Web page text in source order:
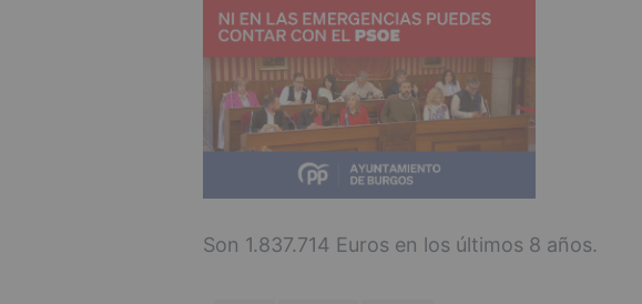
Son 1.837.714 Euros en los últimos 8 años.